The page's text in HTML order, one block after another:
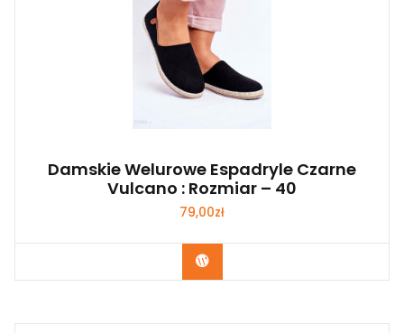
Damskie Welurowe Espadryle Czarne
Vulcano : Rozmiar – 40
79,00zł
Kup Teraz